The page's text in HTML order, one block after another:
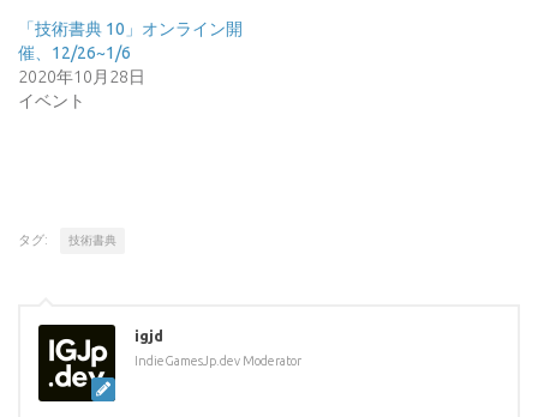
「技術書典 10」オンライン開
催、12/26~1/6
2020年10月28日
イベント
タグ: 技術書典
igjd
IndieGamesJp.dev Moderator